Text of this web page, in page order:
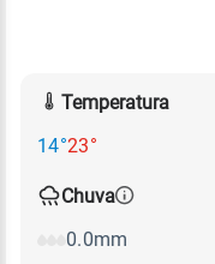
Temperatura
14°23°
Chuva
0.0mm